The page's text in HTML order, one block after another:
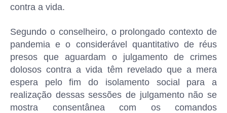
contra a vida.
Segundo o conselheiro, o prolongado contexto de
pandemia e o considerável quantitativo de réus
presos que aguardam o julgamento de crimes
dolosos contra a vida têm revelado que a mera
espera pelo fim do isolamento social para a
realização dessas sessões de julgamento não se
mostra consentânea com os comandos